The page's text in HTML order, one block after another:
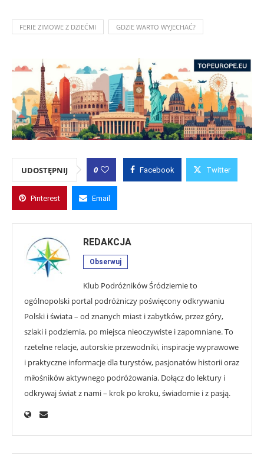
FERIE ZIMOWE Z DZIEĆMI GDZIE WARTO WYJECHAĆ?
UDOSTĘPNIJ 0 Facebook Twitter
Pinterest Email
REDAKCJA
Obserwuj
Klub Podróżników Śródziemie to
ogólnopolski portal podróżniczy poświęcony odkrywaniu
Polski i świata – od znanych miast i zabytków, przez góry,
szlaki i podziemia, po miejsca nieoczywiste i zapomniane. To
rzetelne relacje, autorskie przewodniki, inspiracje wyprawowe
i praktyczne informacje dla turystów, pasjonatów historii oraz
miłośników aktywnego podróżowania. Dołącz do lektury i
odkrywaj świat z nami – krok po kroku, świadomie i z pasją.